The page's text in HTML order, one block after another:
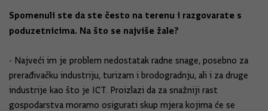
Spomenuli ste da ste često na terenu i razgovarate s
poduzetnicima. Na što se najviše žale?
- Najveći im je problem nedostatak radne snage, posebno za
prerađivačku industriju, turizam i brodogradnju, ali i za druge
industrije kao što je ICT. Proizlazi da za snažniji rast
gospodarstva moramo osigurati skup mjera kojima će se